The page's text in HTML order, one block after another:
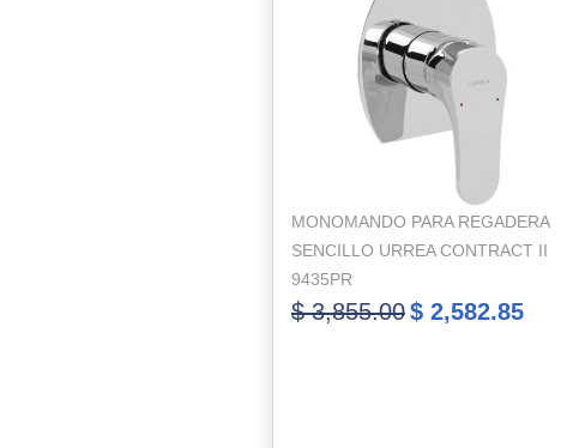
MONOMANDO PARA REGADERA
SENCILLO URREA CONTRACT II
9435PR
$ 3,855.00$ 2,582.85